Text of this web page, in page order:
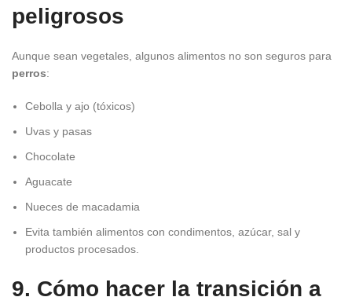
peligrosos
Aunque sean vegetales, algunos alimentos no son seguros para
perros:
Cebolla y ajo (tóxicos)
Uvas y pasas
Chocolate
Aguacate
Nueces de macadamia
Evita también alimentos con condimentos, azúcar, sal y
productos procesados.
9. Cómo hacer la transición a